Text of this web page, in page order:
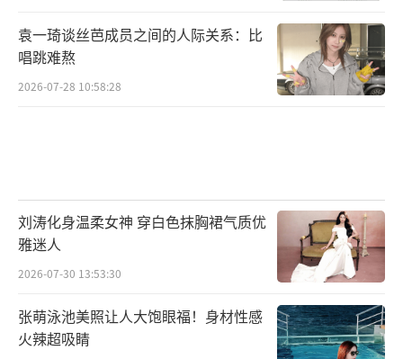
袁一琦谈丝芭成员之间的人际关系：比
唱跳难熬
2026-07-28 10:58:28
刘涛化身温柔女神 穿白色抹胸裙气质优
雅迷人
2026-07-30 13:53:30
张萌泳池美照让人大饱眼福！身材性感
火辣超吸睛